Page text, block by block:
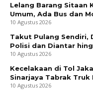
Lelang Barang Sitaan
Umum, Ada Bus dan
10 Agustus 2026
Takut Pulang Sendiri,
Polisi dan Diantar
10 Agustus 2026
Kecelakaan di Tol
Sinarjaya Tabrak Truk
10 Agustus 2026